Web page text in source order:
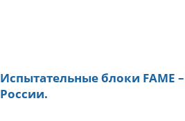
Испытательные блоки FAME
России.